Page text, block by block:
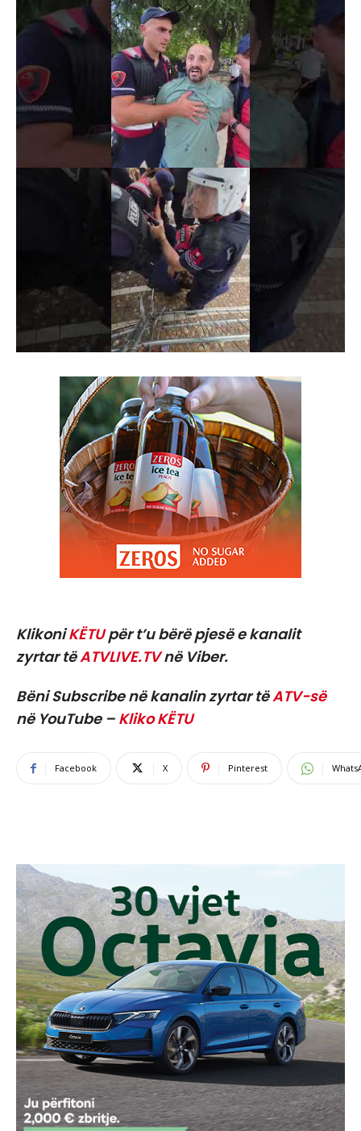
KlikoniKËTUpër t’u bërë pjesë e kanalit
zyrtar tëATVLIVE.TVnë Viber.
Bëni Subscribe në kanalin zyrtar tëATV-së
në YouTube – Kliko KËTU
Facebook X Pinterest